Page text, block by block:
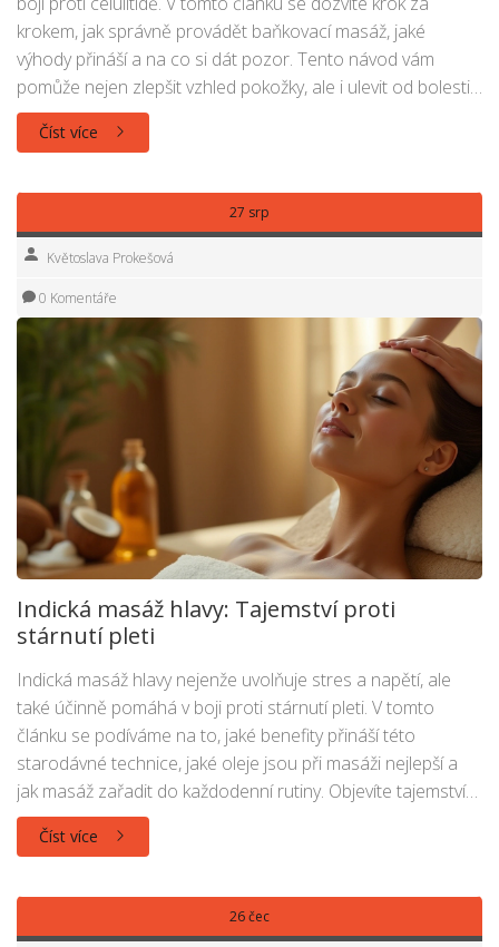
krokem, jak správně provádět baňkovací masáž, jaké
výhody přináší a na co si dát pozor. Tento návod vám
pomůže nejen zlepšit vzhled pokožky, ale i ulevit od bolesti
svalů. Přečtěte si praktické tipy a zajímavosti o baňkování a
objevte novou cestu k hladší pokožce.
Číst více
27 srp
Květoslava Prokešová
0 Komentáře
Indická masáž hlavy: Tajemství proti
stárnutí pleti
Indická masáž hlavy nejenže uvolňuje stres a napětí, ale
také účinně pomáhá v boji proti stárnutí pleti. V tomto
článku se podíváme na to, jaké benefity přináší této
starodávné technice, jaké oleje jsou při masáži nejlepší a
jak masáž zařadit do každodenní rutiny. Objevíte tajemství
mladistvé a zdravé pokožky, které je ukryté v doteku prstů.
Číst více
26 čec